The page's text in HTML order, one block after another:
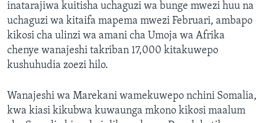
inatarajiwa kuitisha uchaguzi wa bunge mwezi huu na
uchaguzi wa kitaifa mapema mwezi Februari, ambapo
kikosi cha ulinzi wa amani cha Umoja wa Afrika
chenye wanajeshi takriban 17,000 kitakuwepo
kushuhudia zoezi hilo.
Wanajeshi wa Marekani wamekuwepo nchini Somalia,
kwa kiasi kikubwa kuwaunga mkono kikosi maalum